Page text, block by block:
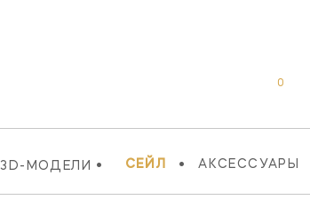
3D-МОДЕЛИ • СЕЙЛ • АКСЕССУАРЫ
0